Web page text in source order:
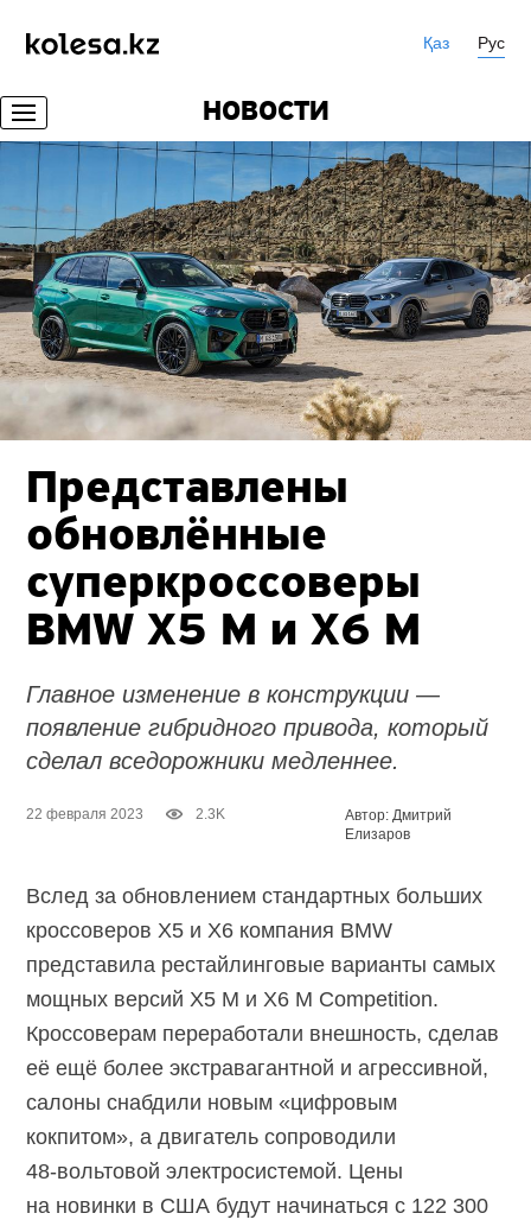
Қаз Рус
НОВОСТИ
Представлены
обновлённые
суперкроссоверы
BMW X5 M и X6 M
Главное изменение в конструкции —
появление гибридного привода, который
сделал вседорожники медленнее.
22 февраля 2023 2.3K
Автор: Дмитрий
Елизаров
Вслед за обновлением стандартных больших
кроссоверов X5 и X6 компания BMW
представила рестайлинговые варианты самых
мощных версий X5 M и X6 M Competition.
Кроссоверам переработали внешность, сделав
её ещё более экстравагантной и агрессивной,
салоны снабдили новым «цифровым
кокпитом», а двигатель сопроводили
48-вольтовой электросистемой. Цены
на новинки в США будут начинаться с 122 300